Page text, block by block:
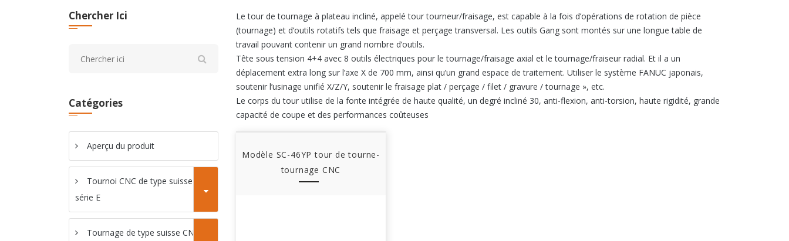
Chercher Ici
Catégories
Aperçu du produit
Tournoi CNC de type suisse
série E
Tournage de type suisse CNC
Le tour de tournage à plateau incliné, appelé tour tourneur/fraisage, est capable à la fois d’opérations de rotation de pièce
(tournage) et d’outils rotatifs tels que fraisage et perçage transversal. Les outils Gang sont montés sur une longue table de
travail pouvant contenir un grand nombre d’outils.
Tête sous tension 4+4 avec 8 outils électriques pour le tournage/fraisage axial et le tournage/fraiseur radial. Et il a un
déplacement extra long sur l’axe X de 700 mm, ainsi qu’un grand espace de traitement. Utiliser le système FANUC japonais,
soutenir l’usinage unifié X/Z/Y, soutenir le fraisage plat / perçage / filet / gravure / tournage », etc.
Le corps du tour utilise de la fonte intégrée de haute qualité, un degré incliné 30, anti-flexion, anti-torsion, haute rigidité, grande
capacité de coupe et des performances coûteuses
Modèle SC-46YP tour de tourne-
tournage CNC